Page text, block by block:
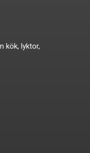
kök, lyktor,